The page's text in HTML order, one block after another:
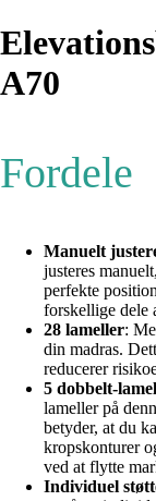
A70
Fordele
Manuelt
justeres
perfekte
forskellige dele
28 lameller:
din madras.
reducerer
5 dobbelt-
lameller på
betyder, at du
kropskonturer
ved at flytte
Individuel